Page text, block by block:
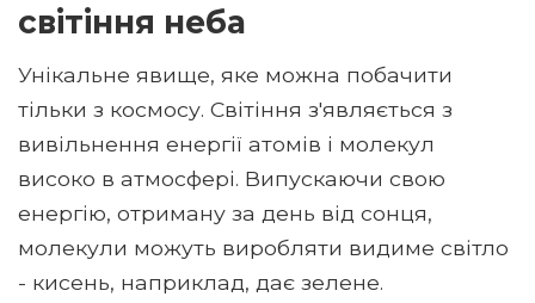
світіння неба
Унікальне явище, яке можна побачити
тільки з космосу. Світіння з'являється з
вивільнення енергії атомів і молекул
високо в атмосфері. Випускаючи свою
енергію, отриману за день від сонця,
молекули можуть виробляти видиме світло
- кисень, наприклад, дає зелене.